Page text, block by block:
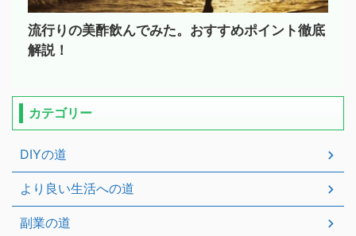
流行りの美酢飲んでみた。おすすめポイント徹底
解説！
カテゴリー
DIYの道
より良い生活への道
副業の道